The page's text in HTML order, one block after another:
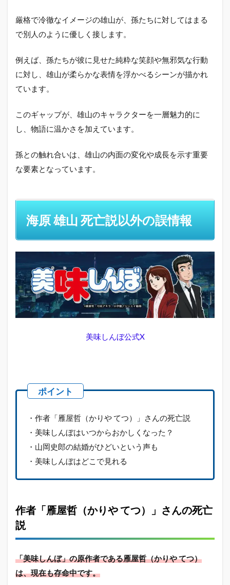
厳格で冷徹なイメージの雄山が、孫たちに対してはまる
で別人のように優しく接します。
例えば、孫たちが彼に見せた純粋な笑顔や無邪気な行動
に対し、雄山が柔らかな表情を浮かべるシーンが描かれ
ています。
このギャップが、雄山のキャラクターを一層魅力的に
し、物語に温かさを加えています。
孫との触れ合いは、雄山の内面の変化や成長を示す重要
な要素となっています。
海原 雄山 死亡説以外の誤情報
美味しんぼ公式X
・作者「雁屋哲（かりや てつ）」さんの死亡説
・美味しんぼはいつからおかしくなった？
・山岡史郎の結婚がひどいという声も
・美味しんぼはどこで見れる
作者「雁屋哲（かりや てつ）」さんの死亡
説
「美味しんぼ」の原作者である雁屋哲（かりや てつ）
は、現在も存命中です。